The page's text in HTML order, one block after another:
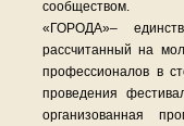
сообществом.
«ГОРОДА»–
рассчитанный на
профессионалов в
проведения
организованная